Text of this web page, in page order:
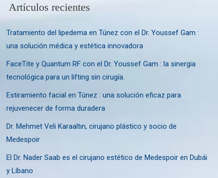
Artículos recientes
Tratamiento del lipedema en Túnez con el Dr. Youssef Gam :
una solución médica y estética innovadora
FaceTite y Quantum RF con el Dr. Youssef Gam : la sinergia
tecnológica para un lifting sin cirugía.
Estiramiento facial en Túnez : una solución eficaz para
rejuvenecer de forma duradera
Dr. Mehmet Veli Karaaltın, cirujano plástico y socio de
Medespoir
El Dr. Nader Saab es el cirujano estético de Medespoir en Dubái
y Líbano